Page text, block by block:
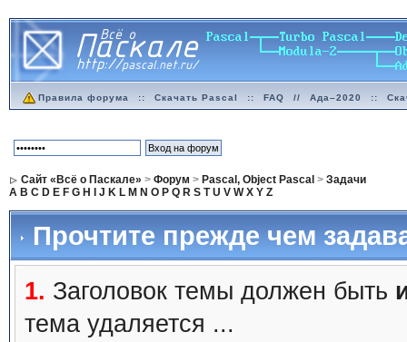
Правила форума :: Скачать Pascal :: FAQ // Ада–2020 ::
Сайт «Всё о Паскале» > Форум > Pascal, Object Pascal > Задачи
A B C D E F G H J K L M N O P Q R S T U V W X Y Z
Прочтите прежде чем
1. Заголовок темы должен быть
тема удаляется ...